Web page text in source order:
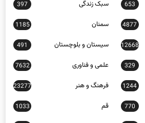
4877 سمنان 1185
12668 سیستان و بلوچستان 491
329 علمی و فناوری 7632
1244 فرهنگ و هنر 23277
770 قم 1033
452 کردستان 940